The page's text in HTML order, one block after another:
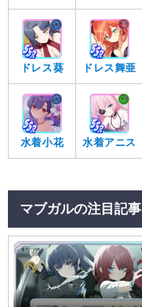
ドレス葵 ドレス舞亜
水着小花 水着アニス
マブガルの注目記事